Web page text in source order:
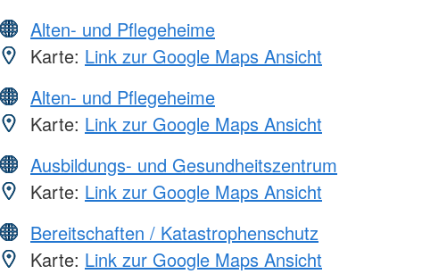
Alten- und Pflegeheime
Karte: Link zur Google Maps Ansicht
Alten- und Pflegeheime
Karte: Link zur Google Maps Ansicht
Ausbildungs- und Gesundheitszentrum
Karte: Link zur Google Maps Ansicht
Bereitschaften / Katastrophenschutz
Karte: Link zur Google Maps Ansicht